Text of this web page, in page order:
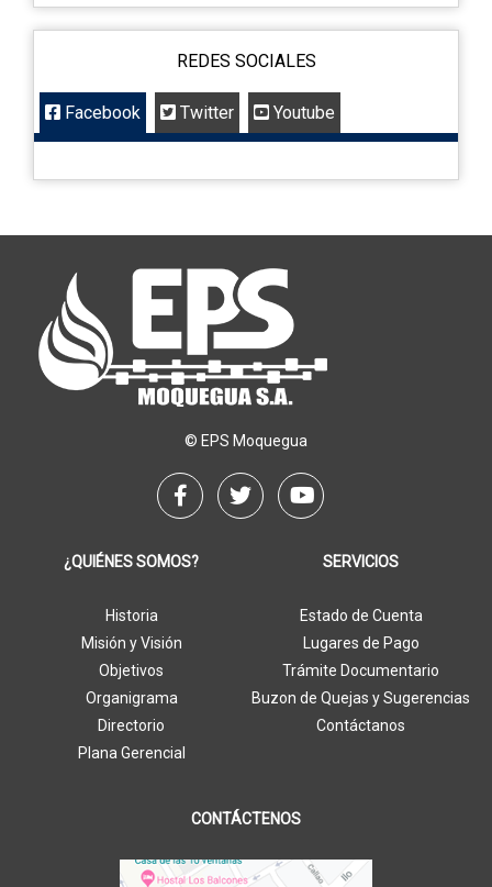
REDES SOCIALES
Facebook Twitter Youtube
© EPS Moquegua
¿QUIÉNES SOMOS?
Historia
Misión y Visión
Objetivos
Organigrama
Directorio
Plana Gerencial
SERVICIOS
Estado de Cuenta
Lugares de Pago
Trámite Documentario
Buzon de Quejas y Sugerencias
Contáctanos
CONTÁCTENOS